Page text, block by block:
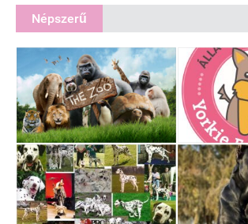
Népszerű